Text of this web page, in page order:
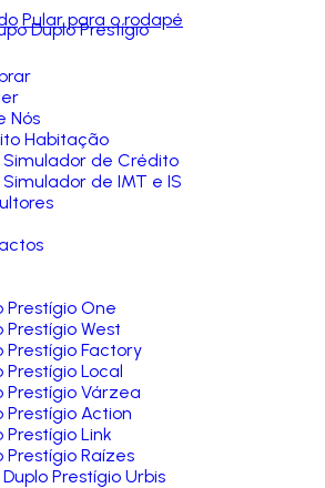
Pular para o rodapé
Nós
Habitação
Simulador de Crédito
Simulador de IMT e IS
Prestígio One
Prestígio West
Prestígio Factory
Prestígio Local
Prestígio Várzea
Prestígio Action
Prestígio Link
Prestígio Raízes
Duplo Prestígio Urbis